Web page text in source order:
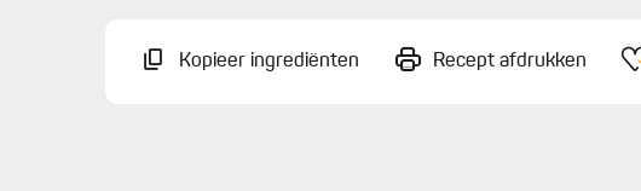
Kopieer ingrediënten Recept afdrukken